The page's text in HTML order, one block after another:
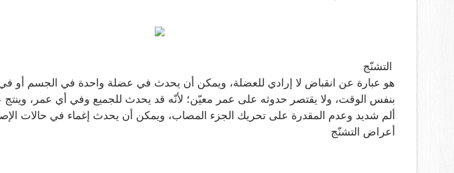
التشنّج
هو عبارة عن انقباض لا إرادي للعضلة، ويمكن أن يحدث في عضلة واحدة في الجسم أو
بنفس الوقت، ولا يقتصر حدوثه على عمر معيّن؛ لأنّه قد يحدث للجميع وفي أي عمر، وينتج
ألم شديد وعدم المقدرة على تحريك الجزء المصاب، ويمكن أن يحدث إغماء في حالات
أعراض التشنّج